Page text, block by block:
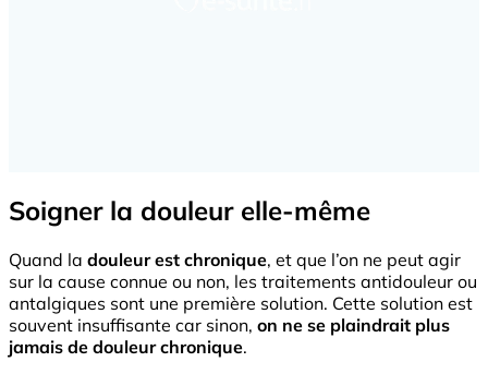
Soigner la douleur elle-même
Quand la douleur est chronique, et que l’on ne peut agir
sur la cause connue ou non, les traitements antidouleur ou
antalgiques sont une première solution. Cette solution est
souvent insuffisante car sinon, on ne se plaindrait plus
jamais de douleur chronique.